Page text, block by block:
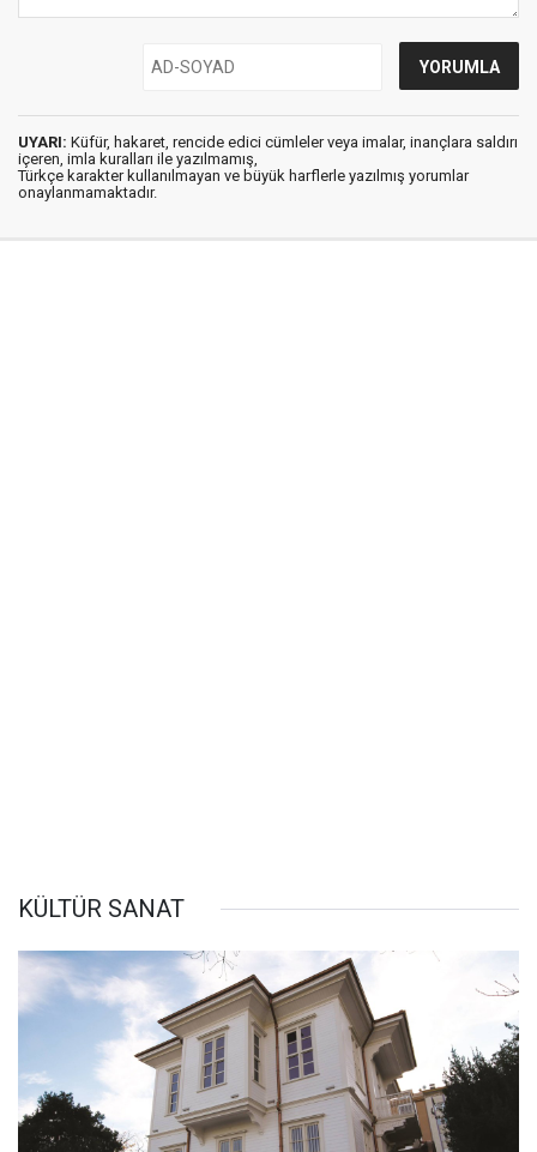
UYARI: Küfür, hakaret, rencide edici cümleler veya imalar, inançlara saldırı
içeren, imla kuralları ile yazılmamış,
Türkçe karakter kullanılmayan ve büyük harflerle yazılmış yorumlar
onaylanmamaktadır.
KÜLTÜR SANAT